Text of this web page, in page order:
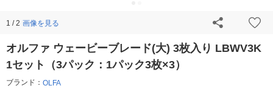
1 / 2 画像を見る
オルファ ウェービーブレード(大) 3枚入り LBWV3K
1セット（3パック：1パック3枚×3）
ブランド： OLFA